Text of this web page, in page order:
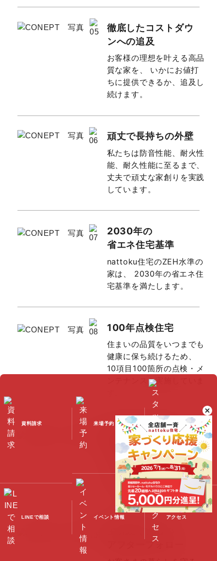
徹底したコストダウ
ンへの追及
お客様の理想を叶える高品
質な家を、
いかにお値打
ちに提供できるか、追及し
続けます。
頑丈で長持ちの外壁
私たちは防音性能、耐火性
能、耐久性能に至るまで、
丈夫で頑丈な家創りを実践
しています。
2030年の
省エネ住宅基準
nattoku住宅のZEH水準の
家は、
2030年の省エネ住
宅基準を満たします。
100年点検住宅
住まいの品質をいつまでも
健康に保ち続けるため、
10項目100箇所の点検・メ
ンテナンスを実施していま
快適な室内環境への
こだわり
家族みんなが心地よく、安
心して深呼吸できる住まい
をつくるために。
生涯続く安心の
アフターフォロー
資料請求 来場予約 スタッフブログ
LINEで相談 イベント情報 アクセス